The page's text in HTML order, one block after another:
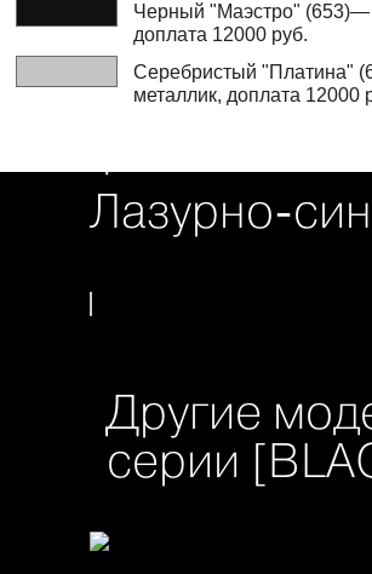
Черный "Маэстро" (653)—
доплата 12000 руб.
Серебристый "Платина"
металлик, доплата 12000
Лазурно-
Другие
серии